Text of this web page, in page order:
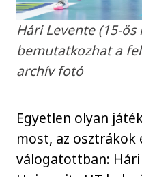
Hári Levente (15-ös
bemutatkozhat a
archív fotó
Egyetlen olyan
most, az
válogatottban: Hári